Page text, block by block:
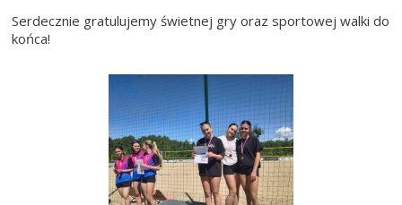
Serdecznie gratulujemy świetnej gry oraz sportowej walki do
końca!